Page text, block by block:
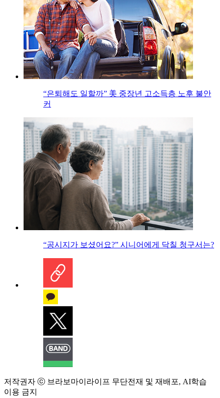
“은퇴해도 일할까” 美 중장년 고소득층 노후 불안
커
“공시지가 보셨어요?” 시니어에게 닥칠 청구서는?
저작권자 ⓒ 브라보마이라이프 무단전재 및 재배포, AI학습
이용 금지